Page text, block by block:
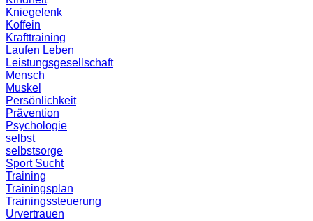
Kniegelenk
Koffein
Krafttraining
Laufen Leben
Leistungsgesellschaft
Mensch
Muskel
Persönlichkeit
Prävention
Psychologie
selbst
selbstsorge
Sport Sucht
Training
Trainingsplan
Trainingssteuerung
Urvertrauen